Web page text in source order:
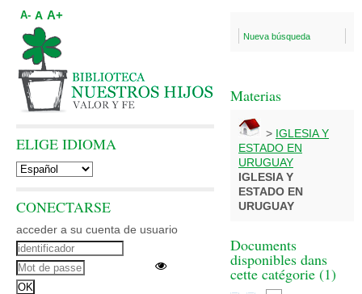
Nueva búsqueda
Materias
> IGLESIA Y
ESTADO EN
URUGUAY
IGLESIA Y
ESTADO EN
URUGUAY
Documents
disponibles dans
cette catégorie (1)
A- A A+
ELIGE IDIOMA
CONECTARSE
acceder a su cuenta de usuario